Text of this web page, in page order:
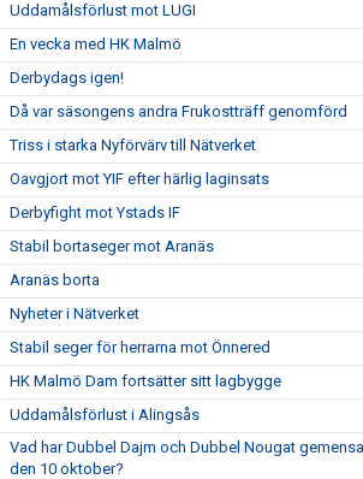
Uddamålsförlust mot LUGI
En vecka med HK Malmö
Derbydags igen!
Då var säsongens andra Frukostträff genomförd
Triss i starka Nyförvärv till Nätverket
Oavgjort mot YIF efter härlig laginsats
Derbyfight mot Ystads IF
Stabil bortaseger mot Aranäs
Aranäs borta
Nyheter i Nätverket
Stabil seger för herrarna mot Önnered
HK Malmö Dam fortsätter sitt lagbygge
Uddamålsförlust i Alingsås
Vad har Dubbel Dajm och Dubbel Nougat
den 10 oktober?